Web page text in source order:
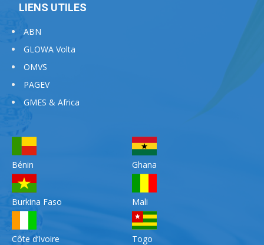
LIENS UTILES
ABN
GLOWA Volta
OMVS
PAGEV
GMES & Africa
Bénin
Burkina Faso
Côte d’Ivoire
Ghana
Mali
Togo